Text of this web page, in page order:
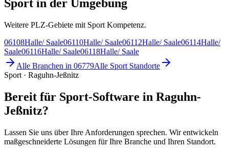
Sport in der Umgebung
Weitere PLZ-Gebiete mit Sport Kompetenz.
06108Halle/ Saale06110Halle/ Saale06112Halle/ Saale06114Halle/
Saale06116Halle/ Saale06118Halle/ Saale
Alle Branchen in 06779Alle Sport Standorte
Sport · Raguhn-Jeßnitz
Bereit für Sport-Software in Raguhn-
Jeßnitz?
Lassen Sie uns über Ihre Anforderungen sprechen. Wir entwickeln
maßgeschneiderte Lösungen für Ihre Branche und Ihren Standort.